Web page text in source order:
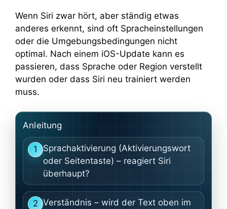
Wenn Siri zwar hört, aber ständig etwas
anderes erkennt, sind oft Spracheinstellungen
oder die Umgebungsbedingungen nicht
optimal. Nach einem iOS-Update kann es
passieren, dass Sprache oder Region verstellt
wurden oder dass Siri neu trainiert werden
muss.
Anleitung
1 Sprachaktivierung (Aktivierungswort
oder Seitentaste) – reagiert Siri
überhaupt?
2 Verständnis – wird der Text oben im